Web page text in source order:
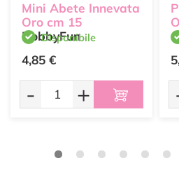
Mini Abete Innevata
Oro cm 15
HobbyFun
Disponibile
4,85 €
- +